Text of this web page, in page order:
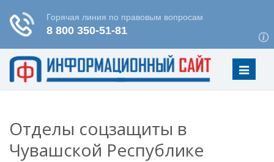
Меню
Отделы соцзащиты в
Чувашской Республике